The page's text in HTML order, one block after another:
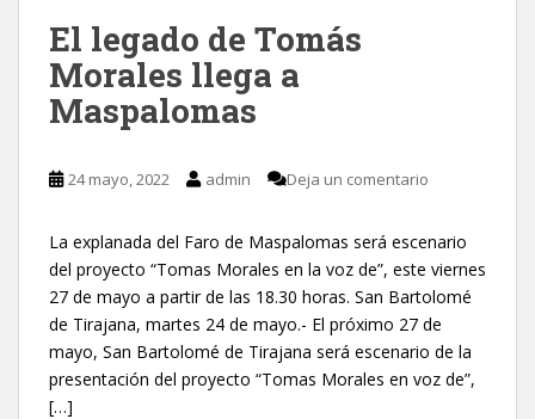
El legado de Tomás
Morales llega a
Maspalomas
24 mayo, 2022 admin Deja un comentario
La explanada del Faro de Maspalomas será escenario
del proyecto “Tomas Morales en la voz de”, este viernes
27 de mayo a partir de las 18.30 horas. San Bartolomé
de Tirajana, martes 24 de mayo.- El próximo 27 de
mayo, San Bartolomé de Tirajana será escenario de la
presentación del proyecto “Tomas Morales en voz de”,
[…]